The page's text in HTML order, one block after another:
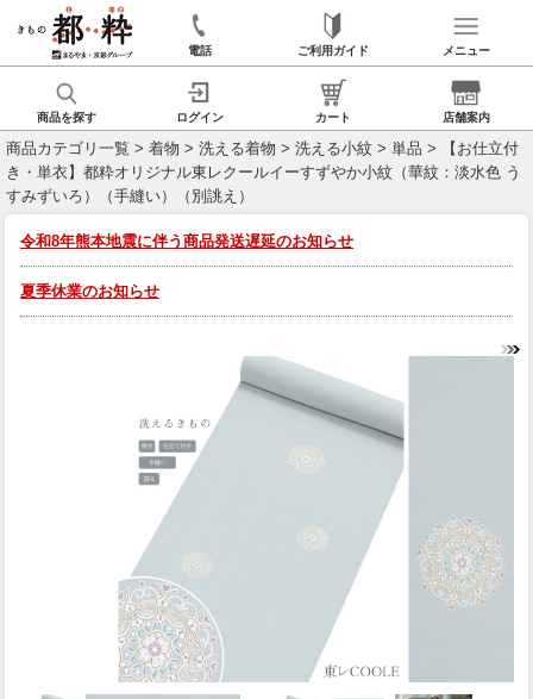
電話 ご利用ガイド メニュー
商品を探す ログイン カート 店舗案内
商品カテゴリ一覧 > 着物 > 洗える着物 > 洗える小紋 > 単品 > 【お仕立付
き・単衣】都粋オリジナル東レクールイーすずやか小紋（華紋：淡水色 う
すみずいろ）（手縫い）（別誂え）
令和8年熊本地震に伴う商品発送遅延のお知らせ
夏季休業のお知らせ